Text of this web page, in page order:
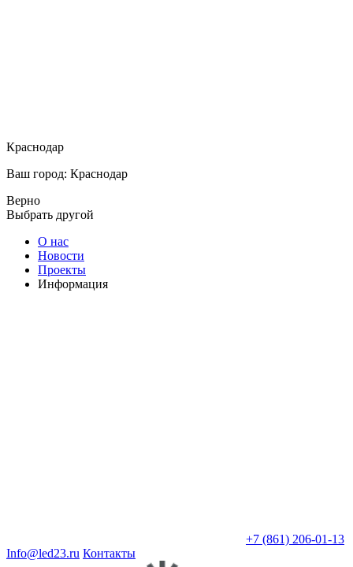
Краснодар
Ваш город: Краснодар
Верно
Выбрать другой
О нас
Новости
Проекты
Информация
+7 (861) 206-01-13
Info@led23.ru Контакты